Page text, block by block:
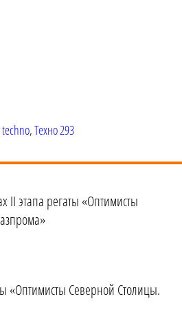
techno,Техно 293
II этапа регаты «Оптимисты
«Оптимисты Северной Столицы.